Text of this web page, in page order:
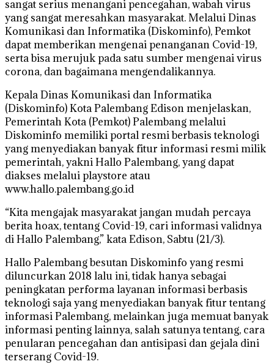
sangat serius menangani pencegahan, wabah virus
yang sangat meresahkan masyarakat. Melalui Dinas
Komunikasi dan Informatika (Diskominfo), Pemkot
dapat memberikan mengenai penanganan Covid-19,
serta bisa merujuk pada satu sumber mengenai virus
corona, dan bagaimana mengendalikannya.
Kepala Dinas Komunikasi dan Informatika
(Diskominfo) Kota Palembang Edison menjelaskan,
Pemerintah Kota (Pemkot) Palembang melalui
Diskominfo memiliki portal resmi berbasis teknologi
yang menyediakan banyak fitur informasi resmi milik
pemerintah, yakni Hallo Palembang, yang dapat
diakses melalui playstore atau
www.hallo.palembang.go.id
“Kita mengajak masyarakat jangan mudah percaya
berita hoax, tentang Covid-19, cari informasi validnya
di Hallo Palembang,” kata Edison, Sabtu (21/3).
Hallo Palembang besutan Diskominfo yang resmi
diluncurkan 2018 lalu ini, tidak hanya sebagai
peningkatan performa layanan informasi berbasis
teknologi saja yang menyediakan banyak fitur tentang
informasi Palembang, melainkan juga memuat banyak
informasi penting lainnya, salah satunya tentang, cara
penularan pencegahan dan antisipasi dan gejala dini
terserang Covid-19.